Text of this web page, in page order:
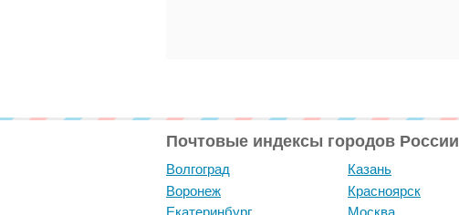
Почтовые индексы городов России
Волгоград
Воронеж
Екатеринбург
Казань
Красноярск
Москва